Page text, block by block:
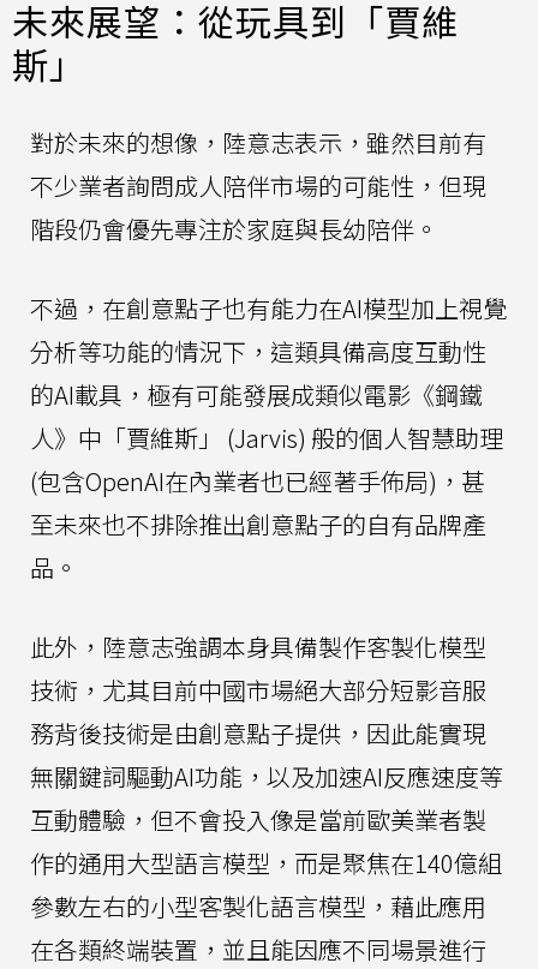
未來展望：從玩具到「賈維
斯」
對於未來的想像，陸意志表示，雖然目前有
不少業者詢問成人陪伴市場的可能性，但現
階段仍會優先專注於家庭與長幼陪伴。
不過，在創意點子也有能力在AI模型加上視覺
分析等功能的情況下，這類具備高度互動性
的AI載具，極有可能發展成類似電影《鋼鐵
人》中「賈維斯」 (Jarvis) 般的個人智慧助理
(包含OpenAI在內業者也已經著手佈局)，甚
至未來也不排除推出創意點子的自有品牌產
品。
此外，陸意志強調本身具備製作客製化模型
技術，尤其目前中國市場絕大部分短影音服
務背後技術是由創意點子提供，因此能實現
無關鍵詞驅動AI功能，以及加速AI反應速度等
互動體驗，但不會投入像是當前歐美業者製
作的通用大型語言模型，而是聚焦在140億組
參數左右的小型客製化語言模型，藉此應用
在各類終端裝置，並且能因應不同場景進行